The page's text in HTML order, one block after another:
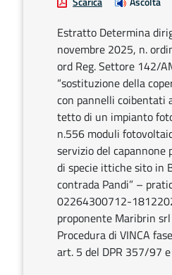
Estratto Determina
novembre 2025, n.
ord Reg. Settore 142/
“sostituzione della
con pannelli coibentati
tetto di un impianto
n.556 moduli
servizio del capannone
di specie ittiche sito in
contrada Pandi” –
02264300712-
proponente Maribrin
Procedura di VINCA
art. 5 del DPR 357/97